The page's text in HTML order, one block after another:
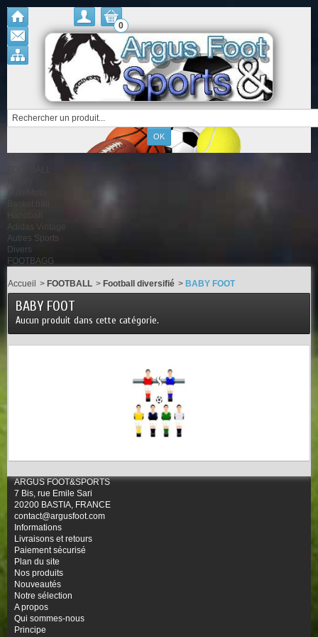
0
Adidas Vintage
Autres Sports
Divers
FOOTBAGG
Accueil > FOOTBALL > Football diversifié > BABY FOOT
BABY FOOT
Aucun produit dans cette catégorie.
ARGUS FOOT&SPORTS
7 Bis, rue Emile Sari
20200 BASTIA, FRANCE
contact@argusfoot.com
Informations
Livraisons et retours
Paiement sécurisé
Plan du site
Nos produits
Nouveautés
Notre sélection
A propos
Qui sommes-nous
Principe